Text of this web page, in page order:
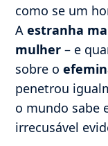
como se um
Aestranha
mulher– e
sobre o
penetrou
o mundo sabe
irrecusável